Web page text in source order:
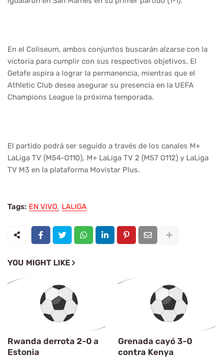
En el Coliseum, ambos conjuntos buscarán alzarse con la
victoria para cumplir con sus respectivos objetivos. El
Getafe aspira a lograr la permanencia, mientras que el
Athletic Club desea asegurar su presencia en la UEFA
Champions League la próxima temporada.
El partido podrá ser seguido a través de los canales M+
LaLiga TV (M54-O110), M+ LaLiga TV 2 (M57 O112) y LaLiga
TV M3 en la plataforma Movistar Plus.
Tags: EN VIVO LALIGA
YOU MIGHT LIKE
Rwanda derrota 2-0 a
Estonia
Grenada cayó 3-0
contra Kenya